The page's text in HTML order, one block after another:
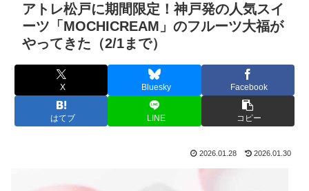
アトレ松戸に期間限定！神戸発の人気スイ
ーツ「MOCHICREAM」のフルーツ大福が
やってきた（2/1まで）
X Bluesky Facebook
はてブ LINE コピー
2026.01.28 2026.01.30